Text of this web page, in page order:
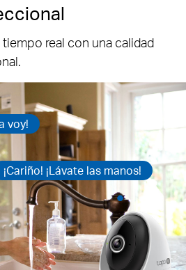
real con una calidad
¡Cariño! ¡Lávate las manos!
voy!